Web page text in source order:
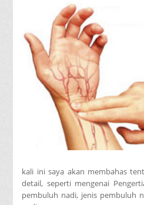
kali ini saya akan membahas
detail, seperti mengenai
pembuluh nadi, jenis pembuluh